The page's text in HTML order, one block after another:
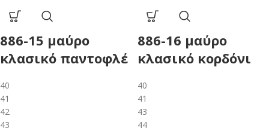
886-15 μαύρο
κλασικό παντοφλέ
40
41
42
43
886-16 μαύρο
κλασικό κορδόνι
40
41
43
44